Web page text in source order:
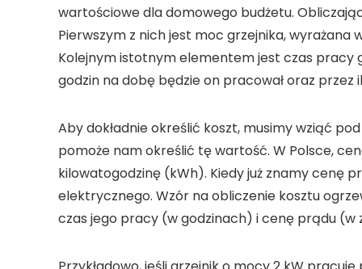
wartościowe dla domowego budżetu.
Pierwszym z nich jest moc grzejnika, wyrażana
Kolejnym istotnym elementem jest czas pracy
godzin na dobę będzie on pracował oraz przez
Aby dokładnie określić koszt, musimy wziąć
pomoże nam określić tę wartość. W Polsce,
kilowatogodzinę (kWh). Kiedy już znamy cenę
elektrycznego. Wzór na obliczenie kosztu
czas jego pracy (w godzinach) i cenę prądu (w